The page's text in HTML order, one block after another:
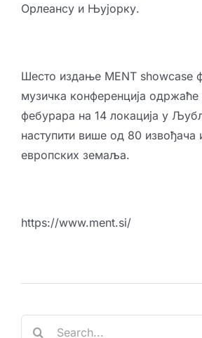
Орлеансу и Њујорку.
Шесто издање MENT showcase
музичка конференција
фебурара на 14 локација у
наступити више од 80
европских земаља.
https://www.ment.si/